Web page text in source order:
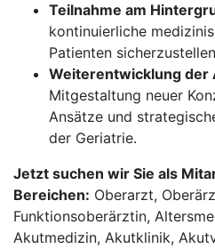
Teilnahme am
kontinuierliche
Patienten
Weiterentwicklung der
Mitgestaltung neuer
Ansätze und
der Geriatrie.
Jetzt suchen wir Sie als
Bereichen: Oberarzt,
Funktionsoberärztin,
Akutmedizin, Akutklinik,